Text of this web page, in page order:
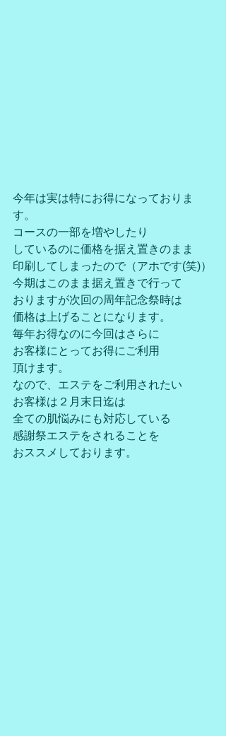
今年は実は特にお得になっておりま
す。
コースの一部を増やしたり
しているのに価格を据え置きのまま
印刷してしまったので（アホです(笑)）
今期はこのまま据え置きで行って
おりますが次回の周年記念祭時は
価格は上げることになります。
毎年お得なのに今回はさらに
お客様にとってお得にご利用
頂けます。
なので、エステをご利用されたい
お客様は２月末日迄は
全ての肌悩みにも対応している
感謝祭エステをされることを
おススメしております。